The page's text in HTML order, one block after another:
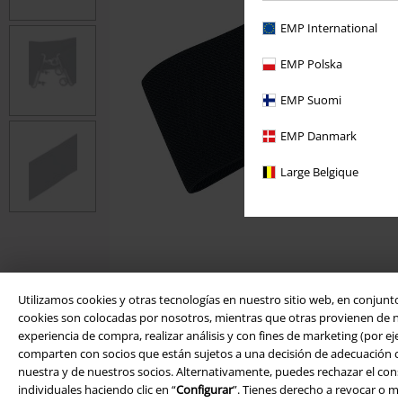
EMP International
EMP Polska
EMP Suomi
EMP Danmark
Large Belgique
Utilizamos cookies y otras tecnologías en nuestro sitio web, en
cookies son colocadas por nosotros, mientras que otras provienen
experiencia de compra, realizar análisis y con fines de marketing (por
comparten con socios que están sujetos a una decisión de
nuestra y de nuestros socios. Alternativamente, puedes rechazar el
individuales haciendo clic en “Configurar”. Tienes derecho a revocar